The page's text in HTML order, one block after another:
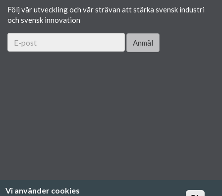
Följ vår utveckling och vår strävan att stärka svensk industri
och svensk innovation
Anmäl
Vi använder cookies